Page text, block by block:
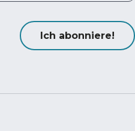
Ich abonniere!